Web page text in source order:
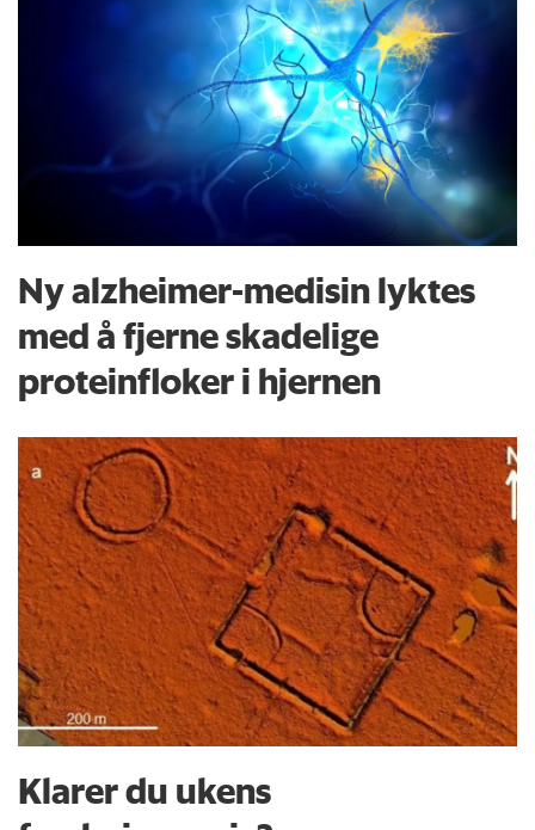
Ny alzheimer-medisin lyktes
med å fjerne skadelige
proteinfloker i hjernen
Klarer du ukens